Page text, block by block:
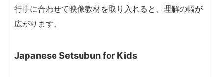
行事に合わせて映像教材を取り入れると、理解の幅が
広がります。
Japanese Setsubun for Kids